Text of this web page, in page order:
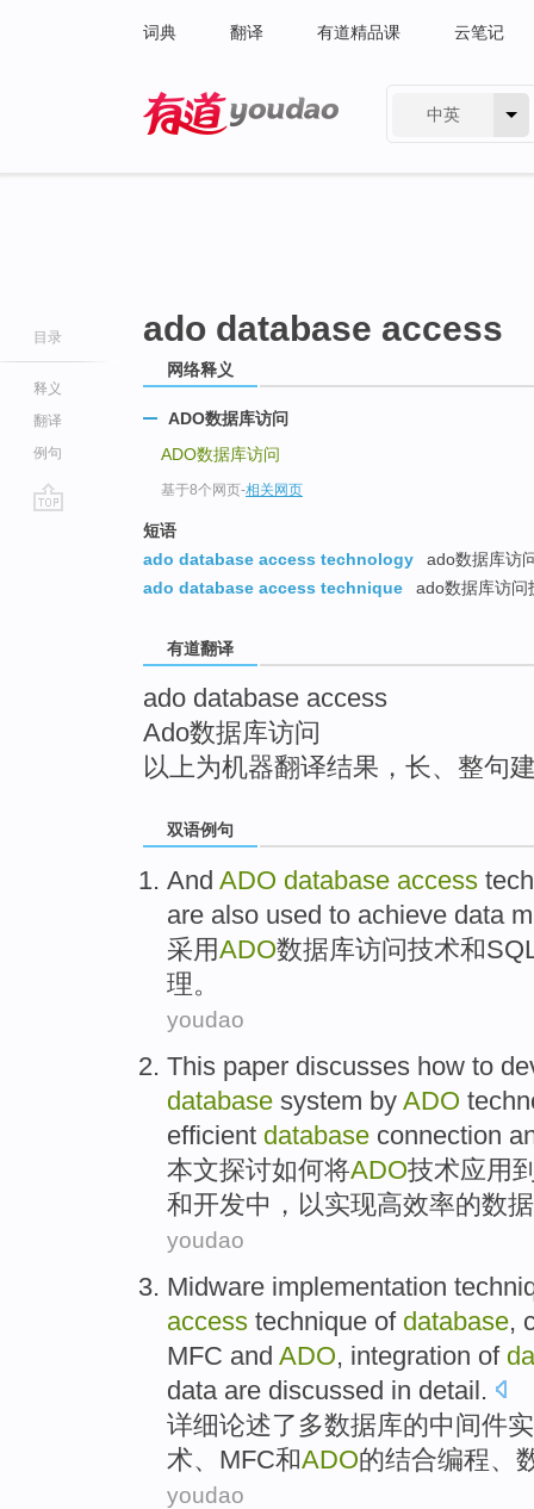
词典 翻译 有道精品课 云笔记
中英
目录
释义
翻译
例句
ado database access
网络释义
ADO数据库访问
ADO数据库访问
基于8个网页-相关网页
短语
ado database access technology
ado数据库访
ado database access technique
ado数据库访问
有道翻译
ado database access
Ado数据库访问
以上为机器翻译结果，长、整句
双语例句
And ADO database access
are also used to achieve data
采用ADO数据库访问技术和
理。
youdao
This paper discusses how to
database system by ADO
efficient database connection
本文探讨如何将ADO技术应用
和开发中， 以实现高效率的数
youdao
Midware implementation
access technique of database,
MFC and ADO, integration of
data are discussed in detail.
详细论述了 多数据库的中间件
术、 MFC和ADO的结合编程、
youdao